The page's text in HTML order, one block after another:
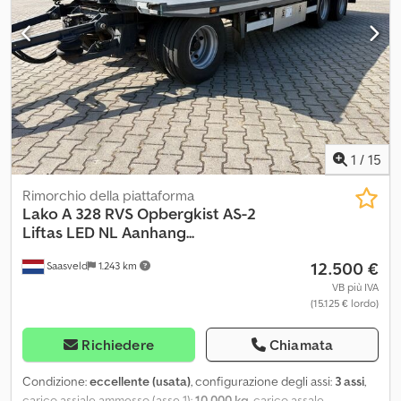
offerte e i preventivi di Heinhuis, a tutti gli accordi stipulati da
Heinhuis e alle trattative che li precedono. Qualsiasi forma di
risposta implica l'accettazione dell'applicabilità delle Condizioni
generali di contratto di Heinhuis e la dichiarazione di aver preso
visione di tali Condizioni. I nostri prezzi sono prezzi di
esportazione al netto. = Ulteriori informazioni = Anno di
costruzione: 2002 Peso a vuoto: 8.625 kg Carico utile: 15.375 kg
Peso totale: 24.000 kg Dkedpoy S Sibsfx Acisr = Informazioni
sull'azienda = Per maggiori informazioni:
1 / 15
Saasveld 1.243 km
Rimorchio della piattaforma
LakoA 328 RVS Opbergkist AS-2
Liftas LED NL Aanhang...
12.500 €
VB più IVA
(15.125 € lordo)
Richiedere Chiamata
Condizione:eccellente (usata), configurazione degli assi: 3 assi,